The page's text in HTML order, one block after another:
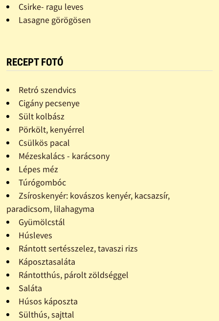
Csirke- ragu leves
Lasagne görögösen
RECEPT FOTÓ
Retró szendvics
Cigány pecsenye
Sült kolbász
Pörkölt, kenyérrel
Csülkös pacal
Mézeskalács - karácsony
Lépes méz
Túrógombóc
Zsíroskenyér: kovászos kenyér, kacsazsír,
paradicsom, lilahagyma
Gyümölcstál
Húsleves
Rántott sertésszelez, tavaszi rizs
Káposztasaláta
Rántotthús, párolt zöldséggel
Saláta
Húsos káposzta
Sülthús, sajttal